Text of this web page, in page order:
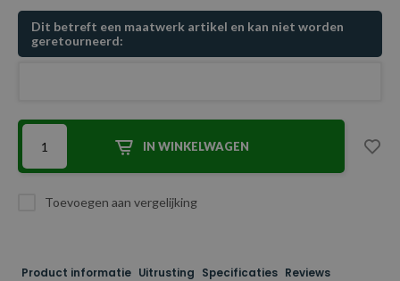
Dit betreft een maatwerk artikel en kan niet worden
geretourneerd:
IN WINKELWAGEN
Toevoegen aan vergelijking
Product informatie Uitrusting Specificaties Reviews